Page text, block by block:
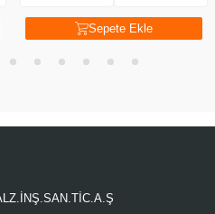
Sepete Ekle